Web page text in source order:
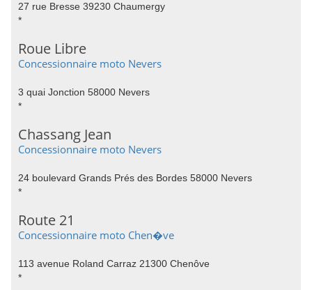
27 rue Bresse 39230 Chaumergy
*
Roue Libre
Concessionnaire moto Nevers
3 quai Jonction 58000 Nevers
*
Chassang Jean
Concessionnaire moto Nevers
24 boulevard Grands Prés des Bordes 58000 Nevers
*
Route 21
Concessionnaire moto Chen�ve
113 avenue Roland Carraz 21300 Chenôve
*